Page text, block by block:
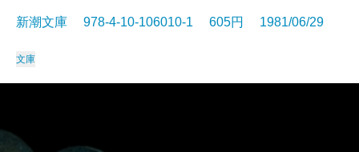
新潮文庫 978-4-10-106010-1 605円 1981/06/29
文庫